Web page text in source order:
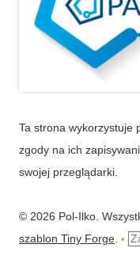
Ta strona wykorzystuje
zgody na ich
swojej przeglądarki.
© 2026 Pol-Ilko.
szablon Tiny Forge •